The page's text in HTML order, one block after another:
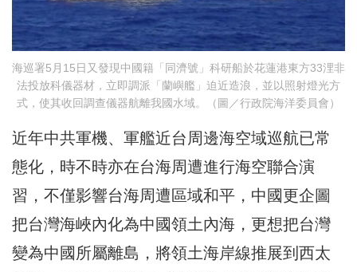
海巡署5月15日又發現中國籍「同濟號」科研船於花蓮港東方33浬非
法投放科儀器材，立即調派「蘭嶼艦」迫近造浪，並以照射燈光方
式，使其收回調查儀器航離我國水域。（圖／行政院海洋委員會）
近年中共軍機、軍艦近台周邊海空域巡航已常
態化，時不時亦在台海周遭進行海空聯合演
習，不僅影響台海周遭區域和平，中國更企圖
把台灣海峽內化為中國領土內海，更想把台灣
變為中國所屬離島，將領土海岸線推展到西太